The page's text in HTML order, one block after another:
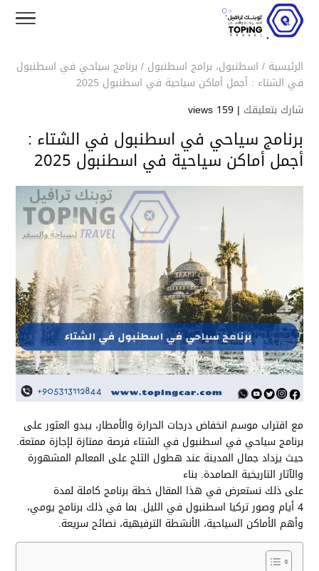
الرئيسية / اسطنبول، برامج اسطنبول / برنامج سياحي في اسطنبول
في الشتاء : أجمل أماكن سياحية في اسطنبول 2025
شارك بتعليقك |
159 views
برنامج سياحي في اسطنبول في الشتاء :
أجمل أماكن سياحية في اسطنبول 2025
مع اقتراب موسم انخفاض درجات الحرارة والأمطار، يبدو العثور على
برنامج سياحي في اسطنبول في الشتاء فرصة ممتازة لإجازة ممتعة.
حيث يزداد جمال المدينة عند هطول الثلج على المعالم المشهورة
والآثار التاريخية الصامدة. بناء
على ذلك نستعرض في هذا المقال خطة برنامج كاملة لمدة
4 أيام وصور تركيا اسطنبول في الليل. بما في ذلك برنامج يومي،
وأهم الأماكن السياحية، الأنشطة الترفيهية، نصائح سريعة.